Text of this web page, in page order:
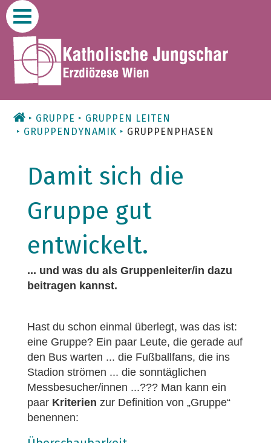
Zum
Inhalt
GRUPPE
GRUPPEN LEITEN
GRUPPENDYNAMIK
GRUPPENPHASEN
Damit sich die
Gruppe gut
entwickelt.
... und was du als Gruppenleiter/in dazu
beitragen kannst.
Hast du schon einmal überlegt, was das ist:
eine Gruppe? Ein paar Leute, die gerade auf
den Bus warten ... die Fußballfans, die ins
Stadion strömen ... die sonntäglichen
Messbesucher/innen ...??? Man kann ein
paar Kriterien zur Definition von „Gruppe“
benennen: